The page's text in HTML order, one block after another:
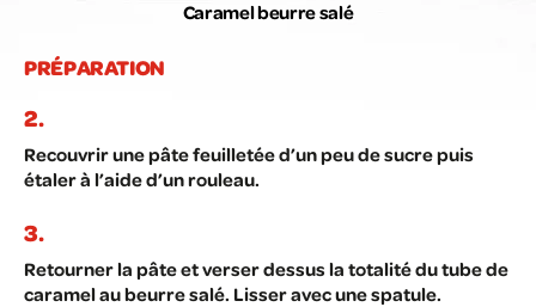
Caramel beurre salé
PRÉPARATION
Recouvrir une pâte feuilletée d’un peu de sucre puis
étaler à l’aide d’un rouleau.
Retourner la pâte et verser dessus la totalité du tube de
caramel au beurre salé. Lisser avec une spatule.